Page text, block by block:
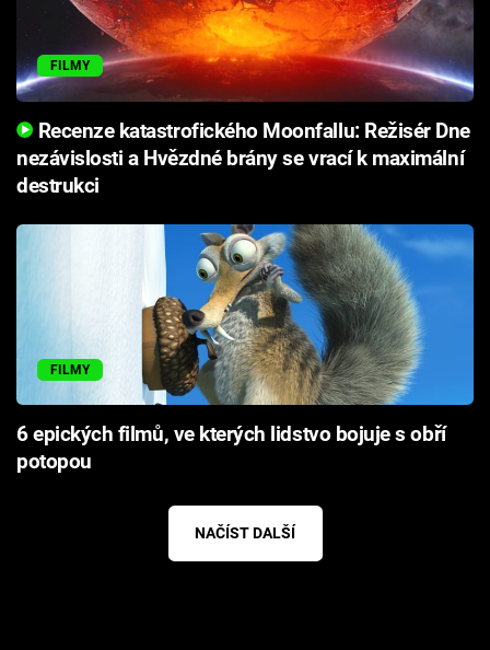
FILMY
Recenze katastrofického Moonfallu: Režisér Dne
nezávislosti a Hvězdné brány se vrací k maximální
destrukci
FILMY
6 epických filmů, ve kterých lidstvo bojuje s obří
potopou
NAČÍST DALŠÍ